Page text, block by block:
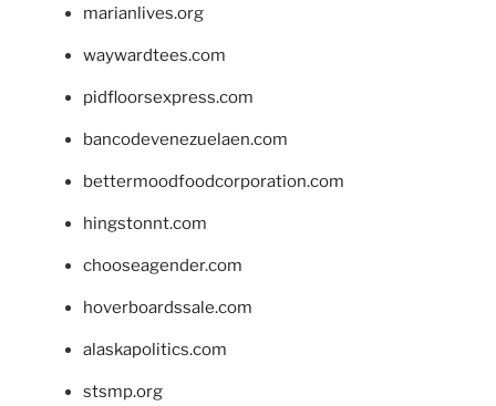
marianlives.org
waywardtees.com
pidfloorsexpress.com
bancodevenezuelaen.com
bettermoodfoodcorporation.com
hingstonnt.com
chooseagender.com
hoverboardssale.com
alaskapolitics.com
stsmp.org